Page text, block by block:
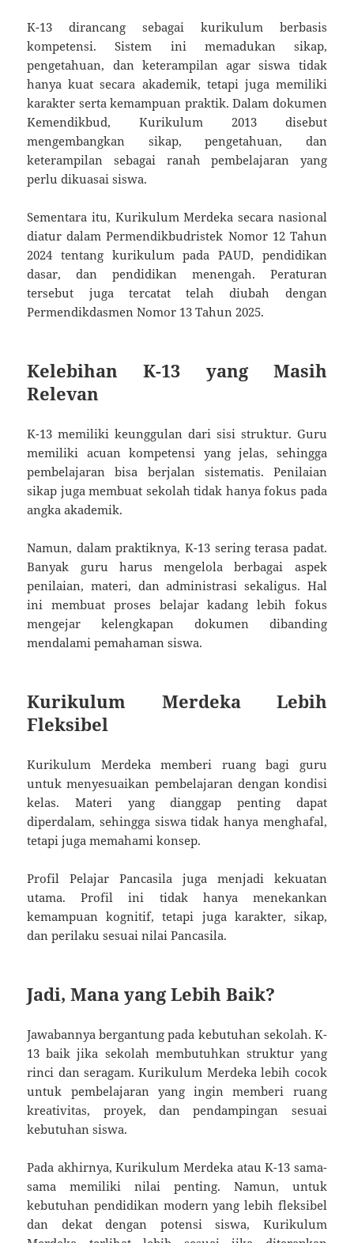
K-13 dirancang sebagai kurikulum berbasis
kompetensi. Sistem ini memadukan sikap,
pengetahuan, dan keterampilan agar siswa tidak
hanya kuat secara akademik, tetapi juga memiliki
karakter serta kemampuan praktik. Dalam dokumen
Kemendikbud, Kurikulum 2013 disebut
mengembangkan sikap, pengetahuan, dan
keterampilan sebagai ranah pembelajaran yang
perlu dikuasai siswa.
Sementara itu, Kurikulum Merdeka secara nasional
diatur dalam Permendikbudristek Nomor 12 Tahun
2024 tentang kurikulum pada PAUD, pendidikan
dasar, dan pendidikan menengah. Peraturan
tersebut juga tercatat telah diubah dengan
Permendikdasmen Nomor 13 Tahun 2025.
Kelebihan K-13 yang Masih
Relevan
K-13 memiliki keunggulan dari sisi struktur. Guru
memiliki acuan kompetensi yang jelas, sehingga
pembelajaran bisa berjalan sistematis. Penilaian
sikap juga membuat sekolah tidak hanya fokus pada
angka akademik.
Namun, dalam praktiknya, K-13 sering terasa padat.
Banyak guru harus mengelola berbagai aspek
penilaian, materi, dan administrasi sekaligus. Hal
ini membuat proses belajar kadang lebih fokus
mengejar kelengkapan dokumen dibanding
mendalami pemahaman siswa.
Kurikulum Merdeka Lebih
Fleksibel
Kurikulum Merdeka memberi ruang bagi guru
untuk menyesuaikan pembelajaran dengan kondisi
kelas. Materi yang dianggap penting dapat
diperdalam, sehingga siswa tidak hanya menghafal,
tetapi juga memahami konsep.
Profil Pelajar Pancasila juga menjadi kekuatan
utama. Profil ini tidak hanya menekankan
kemampuan kognitif, tetapi juga karakter, sikap,
dan perilaku sesuai nilai Pancasila.
Jadi, Mana yang Lebih Baik?
Jawabannya bergantung pada kebutuhan sekolah. K-
13 baik jika sekolah membutuhkan struktur yang
rinci dan seragam. Kurikulum Merdeka lebih cocok
untuk pembelajaran yang ingin memberi ruang
kreativitas, proyek, dan pendampingan sesuai
kebutuhan siswa.
Pada akhirnya, Kurikulum Merdeka atau K-13 sama-
sama memiliki nilai penting. Namun, untuk
kebutuhan pendidikan modern yang lebih fleksibel
dan dekat dengan potensi siswa, Kurikulum